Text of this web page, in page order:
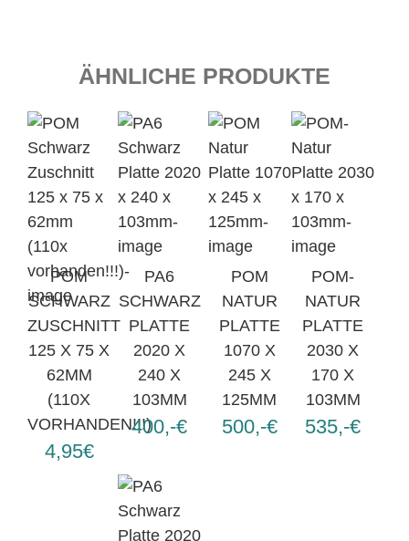
ÄHNLICHE PRODUKTE
POM
SCHWARZ
ZUSCHNITT
125 X 75 X
62MM
(110X
VORHANDEN!!!)
4,95€
PA6
SCHWARZ
PLATTE
2020 X
240 X
103MM
400,-€
POM
NATUR
PLATTE
1070 X
245 X
125MM
500,-€
POM-
NATUR
PLATTE
2030 X
170 X
103MM
535,-€